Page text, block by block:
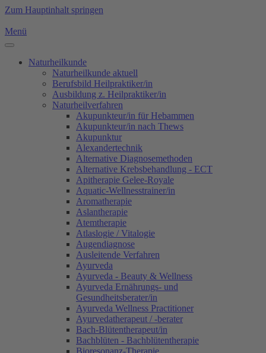
Zum Hauptinhalt springen
Menü
Naturheilkunde
Naturheilkunde aktuell
Berufsbild Heilpraktiker/in
Ausbildung z. Heilpraktiker/in
Naturheilverfahren
Akupunkteur/in für Hebammen
Akupunkteur/in nach Thews
Akupunktur
Alexandertechnik
Alternative Diagnosemethoden
Alternative Krebsbehandlung - ECT
Apitherapie Gelee-Royale
Aquatic-Wellnesstrainer/in
Aromatherapie
Aslantherapie
Atemtherapie
Atlaslogie / Vitalogie
Augendiagnose
Ausleitende Verfahren
Ayurveda
Ayurveda - Beauty & Wellness
Ayurveda Ernährungs- und
Gesundheitsberater/in
Ayurveda Wellness Practitioner
Ayurvedatherapeut / -berater
Bach-Blütentherapeut/in
Bachblüten - Bachblütentherapie
Bioresonanz-Therapie